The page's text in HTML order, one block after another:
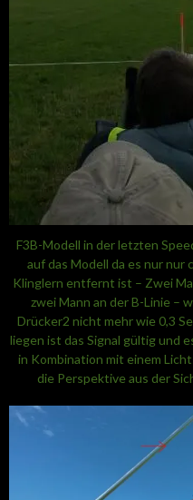
F3B-Modell in der letzten
auf das Modell da es nur nur
Klinglern entfernt ist – Zwei
zwei Mann an der B-Linie –
Drücker2 nicht mehr wie 0,3
liegen ist das Signal gültig und
in Kombination mit einem
die Perspektive aus der